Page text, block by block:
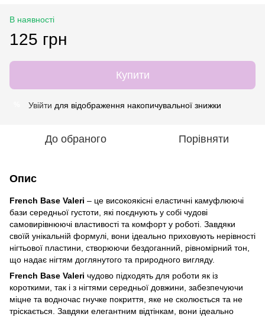
В наявності
125 грн
Купити
Увійти для відображення накопичувальної знижки
До обраного Порівняти
Опис
French Base Valeri – це високоякісні еластичні камуфлюючі
бази середньої густоти, які поєднують у собі чудові
самовирівнюючі властивості та комфорт у роботі. Завдяки
своїй унікальній формулі, вони ідеально приховують нерівності
нігтьової пластини, створюючи бездоганний, рівномірний тон,
що надає нігтям доглянутого та природного вигляду.
French Base Valeri чудово підходять для роботи як із
короткими, так і з нігтями середньої довжини, забезпечуючи
міцне та водночас гнучке покриття, яке не сколюється та не
тріскається. Завдяки елегантним відтінкам, вони ідеально